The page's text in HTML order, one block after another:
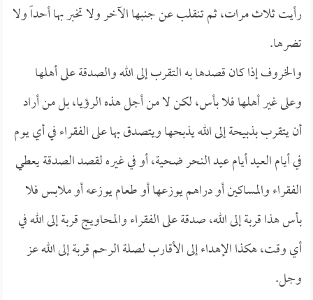
رأيت ثلاث مرات، ثم تنقلب عن جنبها الآخر ولا تخبر بها أحداً ولا
تضرها.
والخروف إذا كان قصدها به التقرب إلى الله والصدقة على أهلها
وعلى غير أهلها فلا بأس، لكن لا من أجل هذه الرؤيا، بل من أراد
أن يتقرب بذبيحة إلى الله يذبحها ويتصدق بها على الفقراء في أي يوم
في أيام العيد أيام عيد النحر ضحية، أو في غيره لقصد الصدقة يعطي
الفقراء والمساكين أو دراهم يوزعها أو طعام يوزعه أو ملابس فلا
بأس هذا قربة إلى الله، صدقة على الفقراء والمحاويج قربة إلى الله في
أي وقت، هكذا الإهداء إلى الأقارب لصلة الرحم قربة إلى الله عز
وجل.